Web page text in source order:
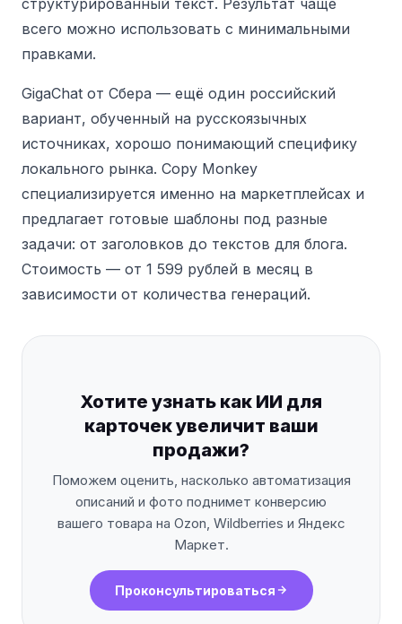
всего можно использовать с минимальными
правками.
GigaChat от Сбера — ещё один российский
вариант, обученный на русскоязычных
источниках, хорошо понимающий специфику
локального рынка. Copy Monkey
специализируется именно на маркетплейсах и
предлагает готовые шаблоны под разные
задачи: от заголовков до текстов для блога.
Стоимость — от 1 599 рублей в месяц в
зависимости от количества генераций.
Хотите узнать как ИИ для
карточек увеличит ваши
продажи?
Поможем оценить, насколько автоматизация
описаний и фото поднимет конверсию
вашего товара на Ozon, Wildberries и Яндекс
Маркет.
Проконсультироваться